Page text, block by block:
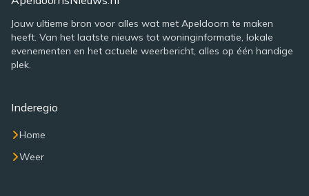
Jouw ultieme bron voor alles wat met Apeldoorn te maken
heeft. Van het laatste nieuws tot woninginformatie, lokale
evenementen en het actuele weerbericht, alles op één handige
plek.
Inderegio
Home
Weer